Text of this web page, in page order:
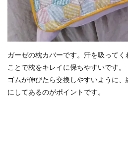
ガーゼの枕カバーです。汗を吸って
ことで枕をキレイに保ちやすいです。
ゴムが伸びたら交換しやすいように
にしてあるのがポイントです。